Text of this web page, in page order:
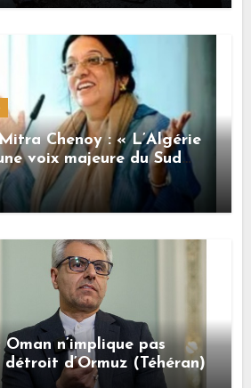
Chenoy : « L’Algérie
voix majeure du Sud
Oman n’implique pas
détroit d’Ormuz (Téhéran)